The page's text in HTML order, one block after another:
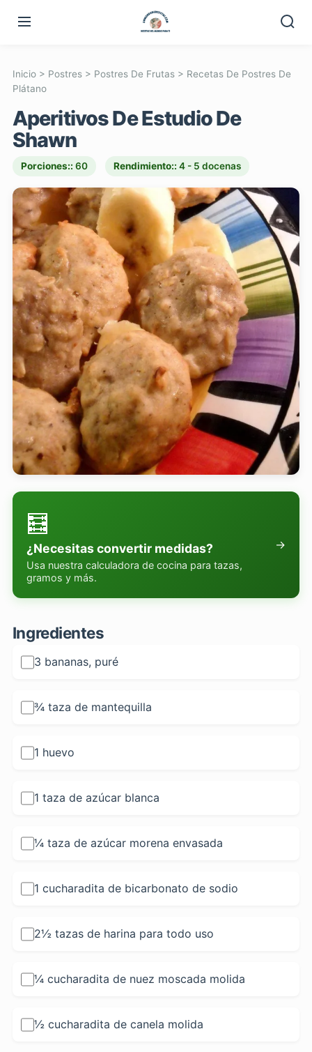
Inicio> Postres> Postres De Frutas> Recetas De Postres De
Plátano
Aperitivos De Estudio De
Shawn
Porciones:: 60 Rendimiento:: 4 - 5 docenas
🧮
¿Necesitas convertir medidas?
Usa nuestra calculadora de cocina para tazas,
gramos y más.
→
Ingredientes
3 bananas, puré
¾ taza de mantequilla
1 huevo
1 taza de azúcar blanca
¼ taza de azúcar morena envasada
1 cucharadita de bicarbonato de sodio
2½ tazas de harina para todo uso
¼ cucharadita de nuez moscada molida
½ cucharadita de canela molida